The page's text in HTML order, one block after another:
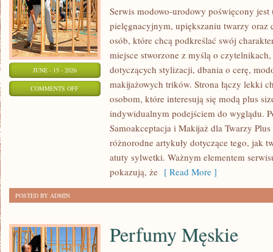
JUNE - 15 - 2026
COMMENTS OFFON
Serwis modowo-urodowy poświęcony
pielęgnacyjnym, upiększaniu twarzy oraz
osób, które chcą podkreślać swój
miejsce stworzone z myślą o
dotyczących stylizacji, dbania o cerę,
makijażowych trików. Strona łączy lekki
osobom, które interesują się modą plus
indywidualnym podejściem do wyglądu.
Samoakceptacja i Makijaż dla Twarzy
różnorodne artykuły dotyczące tego, jak
atuty sylwetki. Ważnym elementem
pokazują, że [ Read More ]
POSTED BY ADMIN
Perfumy Męskie